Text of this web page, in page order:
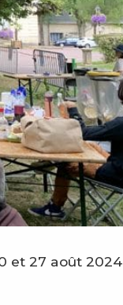
et 27 août 2024